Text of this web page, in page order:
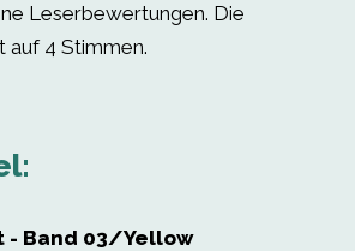
Leserbewertungen. Die
auf 4 Stimmen.
- Band 03/Yellow